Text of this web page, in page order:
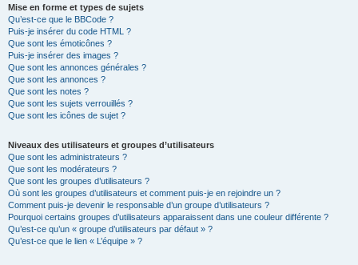
Mise en forme et types de sujets
Qu’est-ce que le BBCode ?
Puis-je insérer du code HTML ?
Que sont les émoticônes ?
Puis-je insérer des images ?
Que sont les annonces générales ?
Que sont les annonces ?
Que sont les notes ?
Que sont les sujets verrouillés ?
Que sont les icônes de sujet ?
Niveaux des utilisateurs et groupes d’utilisateurs
Que sont les administrateurs ?
Que sont les modérateurs ?
Que sont les groupes d’utilisateurs ?
Où sont les groupes d’utilisateurs et comment puis-je en rejoindre un ?
Comment puis-je devenir le responsable d’un groupe d’utilisateurs ?
Pourquoi certains groupes d’utilisateurs apparaissent dans une couleur différente ?
Qu’est-ce qu’un « groupe d’utilisateurs par défaut » ?
Qu’est-ce que le lien « L’équipe » ?